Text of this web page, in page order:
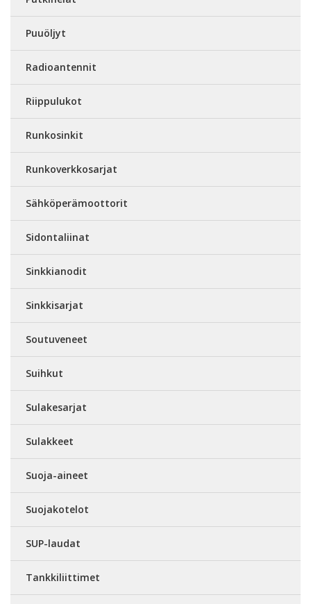
Puuöljyt
Radioantennit
Riippulukot
Runkosinkit
Runkoverkkosarjat
Sähköperämoottorit
Sidontaliinat
Sinkkianodit
Sinkkisarjat
Soutuveneet
Suihkut
Sulakesarjat
Sulakkeet
Suoja-aineet
Suojakotelot
SUP-laudat
Tankkiliittimet